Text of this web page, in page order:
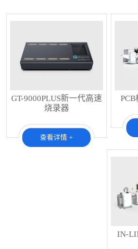
GT-9000PLUS新一代高速
烧录器
查看详情 +
IN-